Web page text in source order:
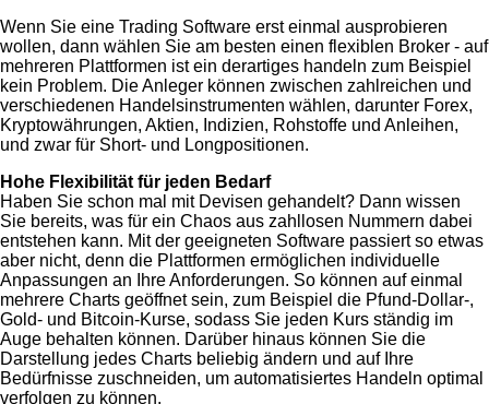
Wenn Sie eine Trading Software erst einmal ausprobieren
wollen, dann wählen Sie am besten einen flexiblen Broker - auf
mehreren Plattformen ist ein derartiges handeln zum Beispiel
kein Problem. Die Anleger können zwischen zahlreichen und
verschiedenen Handelsinstrumenten wählen, darunter Forex,
Kryptowährungen, Aktien, Indizien, Rohstoffe und Anleihen,
und zwar für Short- und Longpositionen.
Hohe Flexibilität für jeden Bedarf
Haben Sie schon mal mit Devisen gehandelt? Dann wissen
Sie bereits, was für ein Chaos aus zahllosen Nummern dabei
entstehen kann. Mit der geeigneten Software passiert so etwas
aber nicht, denn die Plattformen ermöglichen individuelle
Anpassungen an Ihre Anforderungen. So können auf einmal
mehrere Charts geöffnet sein, zum Beispiel die Pfund-Dollar-,
Gold- und Bitcoin-Kurse, sodass Sie jeden Kurs ständig im
Auge behalten können. Darüber hinaus können Sie die
Darstellung jedes Charts beliebig ändern und auf Ihre
Bedürfnisse zuschneiden, um automatisiertes Handeln optimal
verfolgen zu können.